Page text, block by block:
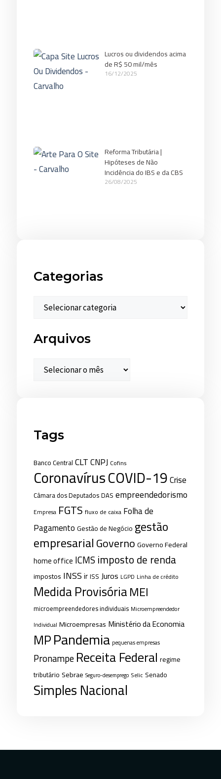
Lucros ou dividendos acima
de R$ 50 mil/mês
16/12/2025
Reforma Tributária |
Hipóteses de Não
Incidência do IBS e da CBS
26/08/2025
Categorias
Arquivos
Tags
Banco CentralCLTCNPJ Cofins
CoronavírusCOVID-19Crise
Câmara dos DeputadosDAS empreendedorismo
Empresa FGTS fluxo de caixa Folha de
PagamentoGestão de Negócio gestão
empresarialGovernoGoverno Federal
home office ICMSimposto de renda
impostos INSSirISS Juros LGPD Linha de crédito
Medida ProvisóriaMEI
microempreendedores individuais Microempreendedor
Individual Microempresas Ministério da Economia
MPPandemia pequenas empresas
PronampeReceita Federal regime
tributárioSebrae Seguro-desemprego Selic Senado
Simples Nacional